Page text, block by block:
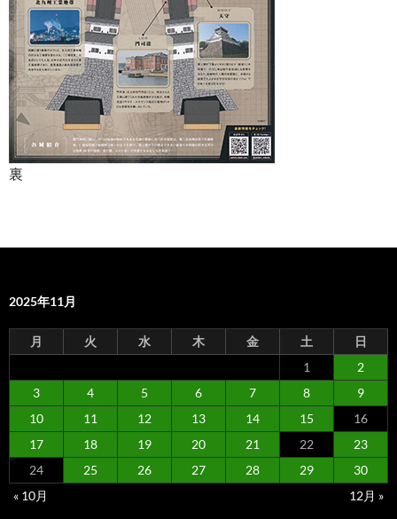
裏
2025年11月
月 火 水 木 金 土
日
1
2
3
4 5 6 7 8
9
10
11 12 13 14 15
16
17
18 19 20 21 22
23
24
25 26 27 28 29
30
« 10月
12月 »